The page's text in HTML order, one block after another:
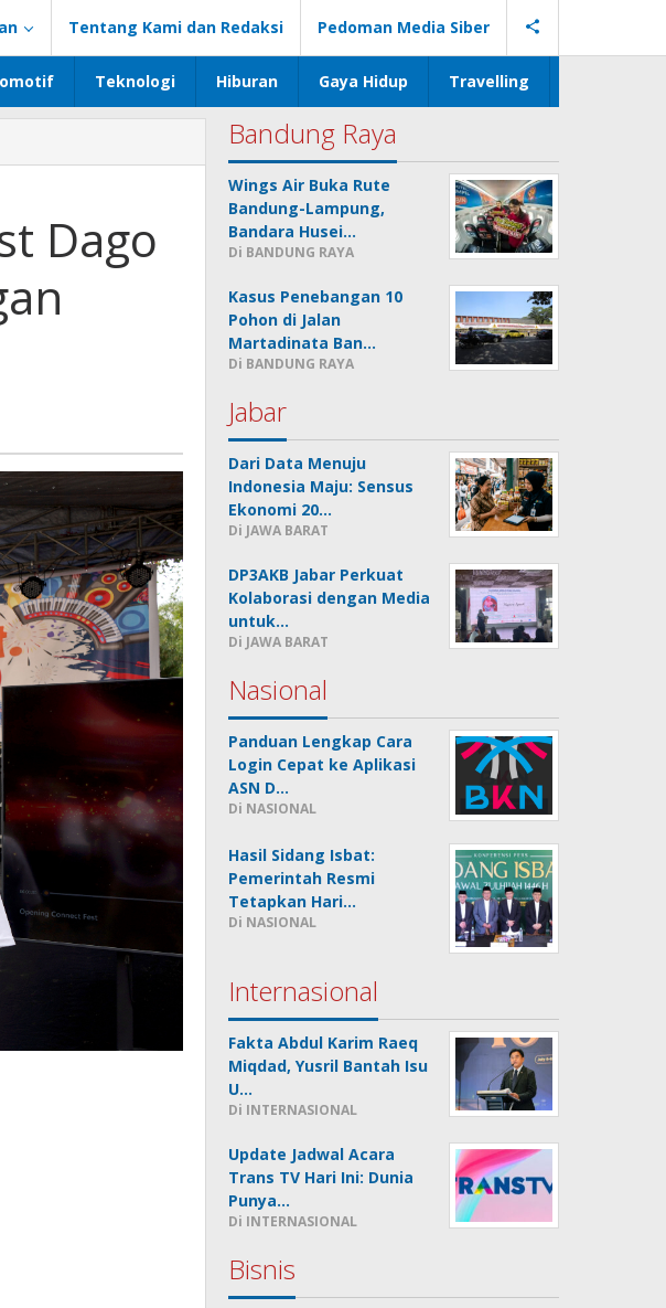
Tentang Kami dan Redaksi Pedoman Media Siber
Teknologi Hiburan Gaya Hidup Travelling
Dago
Bandung Raya
Wings Air Buka Rute
Bandung-Lampung,
Bandara Husei…
Di BANDUNG RAYA
Kasus Penebangan 10
Pohon di Jalan
Martadinata Ban…
Di BANDUNG RAYA
Jabar
Dari Data Menuju
Indonesia Maju: Sensus
Ekonomi 20…
Di JAWA BARAT
DP3AKB Jabar Perkuat
Kolaborasi dengan Media
untuk…
Di JAWA BARAT
Nasional
Panduan Lengkap Cara
Login Cepat ke Aplikasi
ASN D…
Di NASIONAL
Hasil Sidang Isbat:
Pemerintah Resmi
Tetapkan Hari…
Di NASIONAL
Internasional
Fakta Abdul Karim Raeq
Miqdad, Yusril Bantah Isu
U…
Di INTERNASIONAL
Update Jadwal Acara
Trans TV Hari Ini: Dunia
Punya…
Di INTERNASIONAL
Bisnis